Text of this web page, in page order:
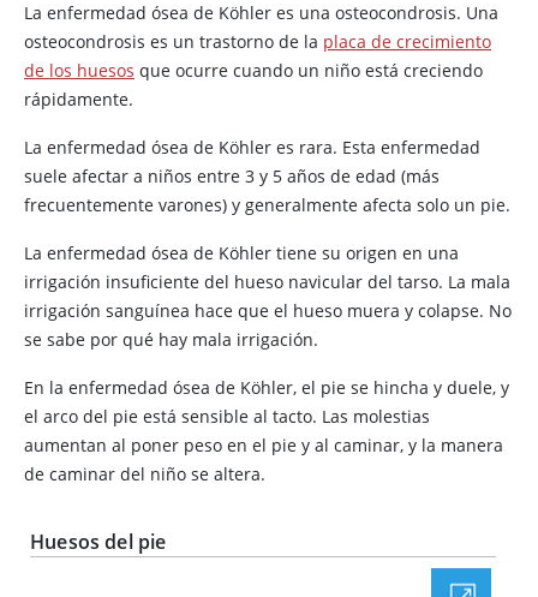
La enfermedad ósea de Köhler es una osteocondrosis. Una
osteocondrosis es un trastorno de la placa de crecimiento
de los huesos que ocurre cuando un niño está creciendo
rápidamente.
La enfermedad ósea de Köhler es rara. Esta enfermedad
suele afectar a niños entre 3 y 5 años de edad (más
frecuentemente varones) y generalmente afecta solo un pie.
La enfermedad ósea de Köhler tiene su origen en una
irrigación insuficiente del hueso navicular del tarso. La mala
irrigación sanguínea hace que el hueso muera y colapse. No
se sabe por qué hay mala irrigación.
En la enfermedad ósea de Köhler, el pie se hincha y duele, y
el arco del pie está sensible al tacto. Las molestias
aumentan al poner peso en el pie y al caminar, y la manera
de caminar del niño se altera.
Huesos del pie